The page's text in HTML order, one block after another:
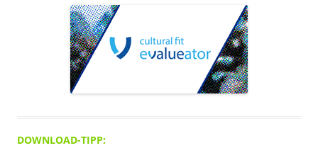
DOWNLOAD-TIPP: